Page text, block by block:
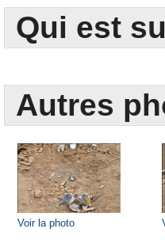
Qui est
Autres
Voir la photo